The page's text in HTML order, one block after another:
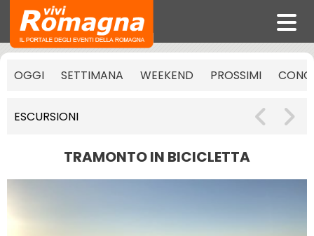
OGGI SETTIMANA WEEKEND PROSSIMI
ESCURSIONI
TRAMONTO IN BICICLETTA